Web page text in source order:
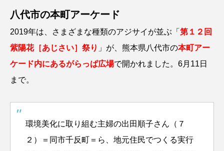
八代市の本町アーケード
2019年は、さまざまな種類のアジサイが並ぶ「 第１２回
紫陽花［あじさい］祭り 」が、熊本県八代市の本町アー
ケード内にあるがらっぱ広場で開かれました。6月11日
まで。
環境美化に取り組む主婦の出田順子さん（７
２）＝同市千反町＝ら、地元住民でつくる実行